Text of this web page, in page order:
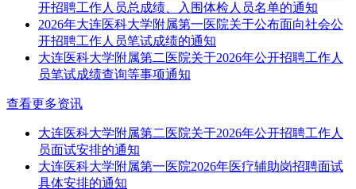
开招聘工作人员总成绩、入围体检人员名单的通知
2026年大连医科大学附属第一医院关于公布面向社会公
开招聘工作人员笔试成绩的通知
大连医科大学附属第二医院关于2026年公开招聘工作人
员笔试成绩查询等事项通知
查看更多资讯
大连医科大学附属第二医院关于2026年公开招聘工作人
员面试安排的通知
大连医科大学附属第一医院2026年医疗辅助岗招聘面试
具体安排的通知